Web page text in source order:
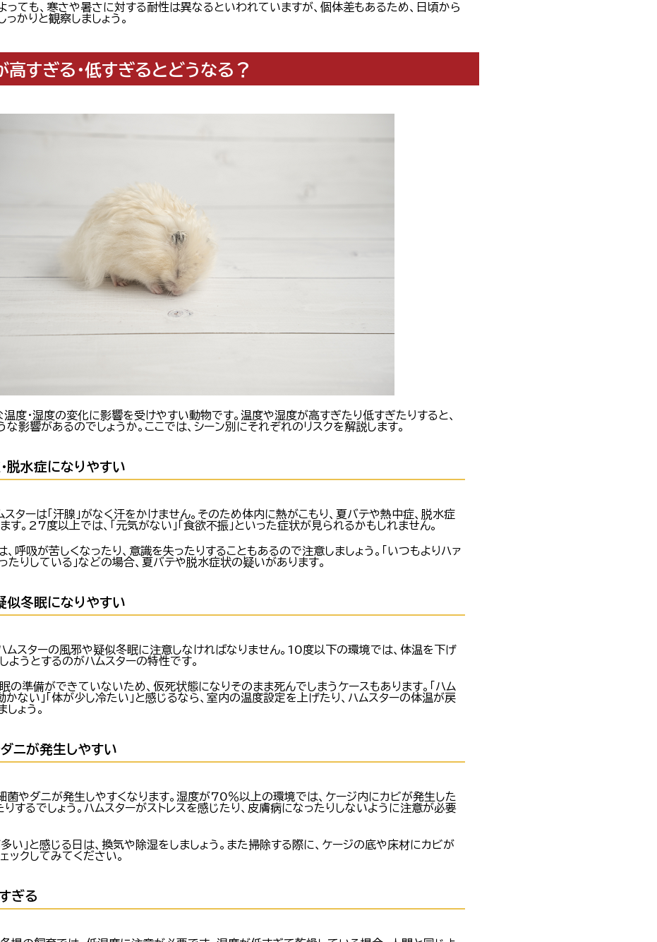
っても、寒さや暑さに対する耐性は異なるといわれていますが、個体差もあるため、日頃から
かりと観察しましょう。
高すぎる・低すぎるとどうなる？
温度・湿度の変化に影響を受けやすい動物です。温度や湿度が高すぎたり低すぎたりすると、
な影響があるのでしょうか。ここでは、シーン別にそれぞれのリスクを解説します。
・脱水症になりやすい
スターは「汗腺」がなく汗をかけません。そのため体内に熱がこもり、夏バテや熱中症、脱水症
す。27度以上では、「元気がない」「食欲不振」といった症状が見られるかもしれません。
呼吸が苦しくなったり、意識を失ったりすることもあるので注意しましょう。「いつもよりハァ
ったりしている」などの場合、夏バテや脱水症状の疑いがあります。
疑似冬眠になりやすい
ムスターの風邪や疑似冬眠に注意しなければなりません。10度以下の環境では、体温を下げ
ようとするのがハムスターの特性です。
の準備ができていないため、仮死状態になりそのまま死んでしまうケースもあります。「ハム
かない」「体が少し冷たい」と感じるなら、室内の温度設定を上げたり、ハムスターの体温が戻
ょう。
ダニが発生しやすい
菌やダニが発生しやすくなります。湿度が70％以上の環境では、ケージ内にカビが発生した
りするでしょう。ハムスターがストレスを感じたり、皮膚病になったりしないように注意が必要
多い」と感じる日は、換気や除湿をしましょう。また掃除する際に、ケージの底や床材にカビが
ックしてみてください。
ぎる